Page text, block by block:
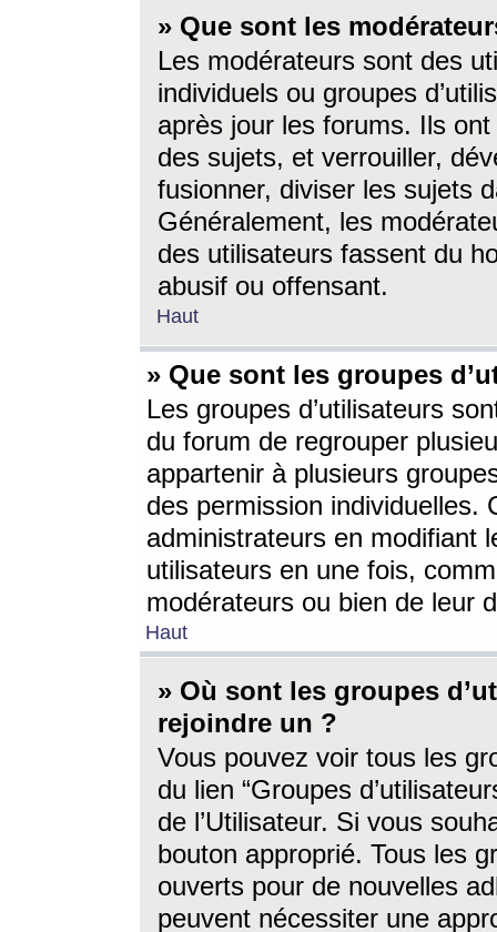
» Que sont les
Les modérateurs sont des
individuels ou groupes
après jour les forums. Ils ont
des sujets, et verrouiller,
fusionner, diviser les sujets
Généralement, les
des utilisateurs fassent du
abusif ou offensant.
Haut
» Que sont les groupes
Les groupes d’utilisateurs
du forum de regrouper
appartenir à plusieurs
des permission individuelles.
administrateurs en modifiant
utilisateurs en une fois,
modérateurs ou bien de leur
Haut
» Où sont les groupes
rejoindre un ?
Vous pouvez voir tous les
du lien “Groupes
de l’Utilisateur. Si vous
bouton approprié. Tous les
ouverts pour de nouvelles
peuvent nécessiter une